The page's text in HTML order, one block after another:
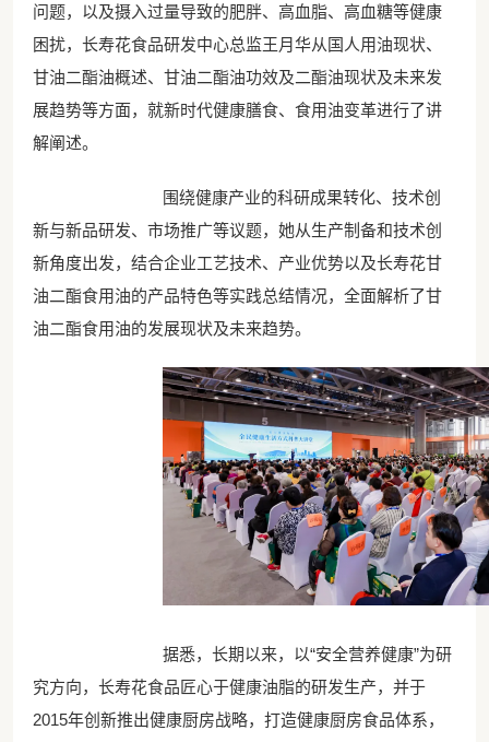
问题，以及摄入过量导致的肥胖、高血脂、高血糖等健康
困扰，长寿花食品研发中心总监王月华从国人用油现状、
甘油二酯油概述、甘油二酯油功效及二酯油现状及未来发
展趋势等方面，就新时代健康膳食、食用油变革进行了讲
解阐述。
围绕健康产业的科研成果转化、技术创
新与新品研发、市场推广等议题，她从生产制备和技术创
新角度出发，结合企业工艺技术、产业优势以及长寿花甘
油二酯食用油的产品特色等实践总结情况，全面解析了甘
油二酯食用油的发展现状及未来趋势。
据悉，长期以来，以“安全营养健康”为研
究方向，长寿花食品匠心于健康油脂的研发生产，并于
2015年创新推出健康厨房战略，打造健康厨房食品体系，